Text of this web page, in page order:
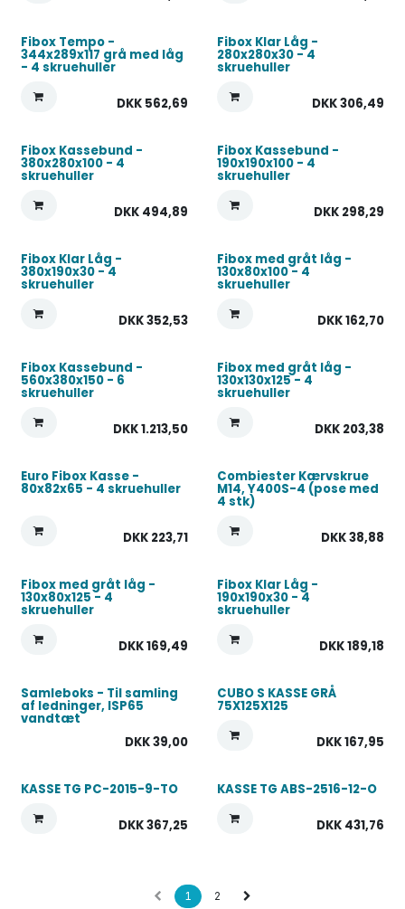
Fibox Tempo -
344x289x117 grå med låg
- 4 skruehuller
DKK 562,69
Fibox Klar Låg -
280x280x30 - 4
skruehuller
DKK306,49
Fibox Kassebund -
380x280x100 - 4
skruehuller
DKK 494,89
Fibox Kassebund -
190x190x100 - 4
skruehuller
DKK 298,29
Fibox Klar Låg -
380x190x30 - 4
skruehuller
DKK352,53
Fibox med gråt låg -
130x80x100 - 4
skruehuller
DKK162,70
Fibox Kassebund -
560x380x150 - 6
skruehuller
DKK1.213,50
Fibox med gråt låg -
130x130x125 - 4
skruehuller
DKK 203,38
Euro Fibox Kasse -
80x82x65 - 4 skruehuller
DKK 223,71
Combiester Kærvskrue
M14, Y400S-4 (pose med
4 stk)
DKK38,88
Fibox med gråt låg -
130x80x125 - 4
skruehuller
DKK169,49
Fibox Klar Låg -
190x190x30 - 4
skruehuller
DKK189,18
Samleboks - Til samling
af ledninger, ISP65
vandtæt
DKK39,00
CUBO S KASSE GRÅ
75X125X125
DKK167,95
KASSE TG PC-2015-9-TO
DKK367,25
KASSE TG ABS-2516-12-O
DKK 431,76
1 2